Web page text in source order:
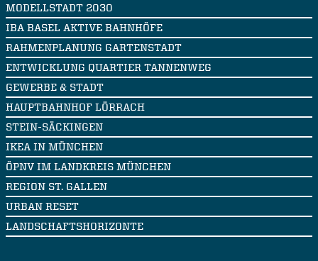
MODELLSTADT 2030
IBA BASEL AKTIVE BAHNHÖFE
RAHMENPLANUNG GARTENSTADT
ENTWICKLUNG QUARTIER TANNENWEG
GEWERBE & STADT
HAUPTBAHNHOF LÖRRACH
STEIN-SÄCKINGEN
IKEA IN MÜNCHEN
ÖPNV IM LANDKREIS MÜNCHEN
REGION ST. GALLEN
URBAN RESET
LANDSCHAFTSHORIZONTE